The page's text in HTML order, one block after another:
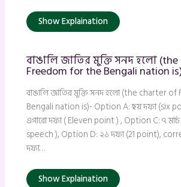
Show Explaination
বাঙালি জাতির মুক্তি সনদ হলো
Freedom for the Bengali nation
বাঙালি জাতির মুক্তি সনদ হলো (the charter
Bengali nation is)- Option A: ছয় দফা (six
এগারো দফা ( Eleven point ) , Option C: ৭
speech ), Option D: ২১ দফা (21 point),
দফা…
Show Explaination